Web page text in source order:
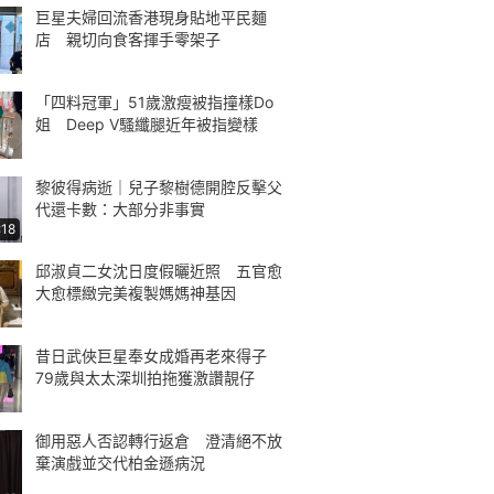
巨星夫婦回流香港現身貼地平民麵
店 親切向食客揮手零架子
「四料冠軍」51歲激瘦被指撞樣Do
姐 Deep V騷纖腿近年被指變樣
黎彼得病逝｜兒子黎樹德開腔反擊父
代還卡數：大部分非事實
邱淑貞二女沈日度假曬近照 五官愈
大愈標緻完美複製媽媽神基因
昔日武俠巨星奉女成婚再老來得子
79歲與太太深圳拍拖獲激讚靚仔
御用惡人否認轉行返倉 澄清絕不放
棄演戲並交代柏金遜病況